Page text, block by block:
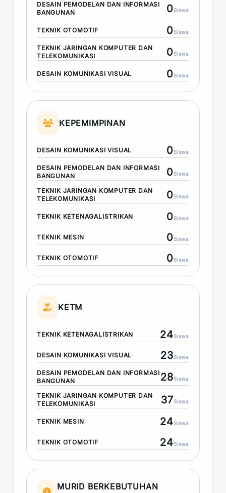
DESAIN PEMODELAN DAN INFORMASI
BANGUNAN
0Siswa
TEKNIK OTOMOTIF 0Siswa
TEKNIK JARINGAN KOMPUTER DAN
TELEKOMUNIKASI
0Siswa
DESAIN KOMUNIKASI VISUAL 0Siswa
KEPEMIMPINAN
DESAIN KOMUNIKASI VISUAL 0Siswa
DESAIN PEMODELAN DAN INFORMASI
BANGUNAN
0Siswa
TEKNIK JARINGAN KOMPUTER DAN
TELEKOMUNIKASI
0Siswa
TEKNIK KETENAGALISTRIKAN 0Siswa
TEKNIK MESIN 0Siswa
TEKNIK OTOMOTIF 0Siswa
KETM
TEKNIK KETENAGALISTRIKAN 24Siswa
DESAIN KOMUNIKASI VISUAL 23Siswa
DESAIN PEMODELAN DAN INFORMASI
BANGUNAN
28Siswa
TEKNIK JARINGAN KOMPUTER DAN
TELEKOMUNIKASI
37Siswa
TEKNIK MESIN 24Siswa
TEKNIK OTOMOTIF 24Siswa
MURID BERKEBUTUHAN